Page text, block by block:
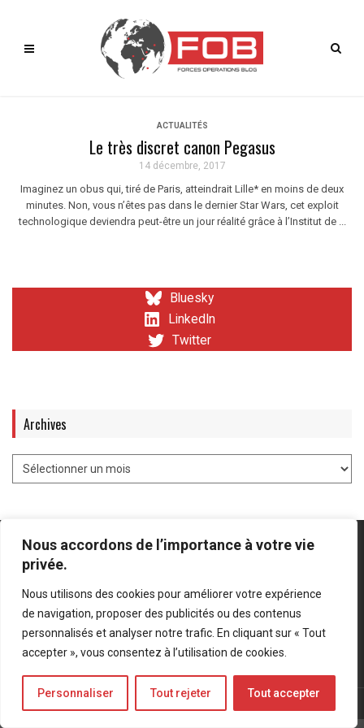
Nous accordons de l’importance à votre vie
privée.
Nous utilisons des cookies pour améliorer votre expérience
de navigation, proposer des publicités ou des contenus
personnalisés et analyser notre trafic. En cliquant sur « Tout
accepter », vous consentez à l’utilisation de cookies.
Personnaliser Tout rejeter Tout accepter
ACTUALITÉS
Le très discret canon Pegasus
14 décembre, 2017
Imaginez un obus qui, tiré de Paris, atteindrait Lille* en moins de deux
minutes. Non, vous n’êtes pas dans le dernier Star Wars, cet exploit
technologique deviendra peut-être un jour réalité grâce à l’Institut de ...
Bluesky
LinkedIn
Twitter
Archives
Mentions légales-Politique de confidentialité
Bluesky
LinkedIn
Twitter
© Forces Operations Blog - 2022